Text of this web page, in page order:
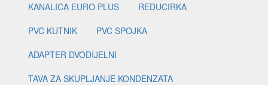
KANALICA EURO PLUS
REDUCIRKA
PVC KUTNIK
PVC SPOJKA
ADAPTER DVODIJELNI
TAVA ZA SKUPLJANJE KONDENZATA